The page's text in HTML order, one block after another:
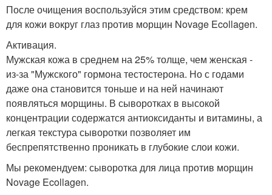
После очищения воспользуйся этим средством: крем
для кожи вокруг глаз против морщин Novage Ecollagen.
Активация.
Мужская кожа в среднем на 25% толще, чем женская -
из-за "Мужского" гормона тестостерона. Но с годами
даже она становится тоньше и на ней начинают
появляться морщины. В сыворотках в высокой
концентрации содержатся антиоксиданты и витамины, а
легкая текстура сыворотки позволяет им
беспрепятственно проникать в глубокие слои кожи.
Мы рекомендуем: сыворотка для лица против морщин
Novage Ecollagen.